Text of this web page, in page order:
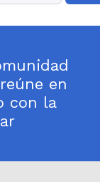
en
con la